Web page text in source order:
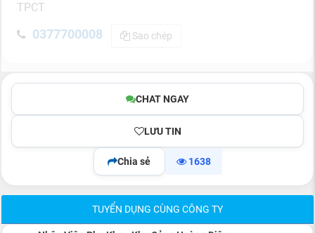
TPCT
0377700008 Sao chép
CHAT NGAY
LƯU TIN
Chia sẻ 1638
TUYỂN DỤNG CÙNG CÔNG TY